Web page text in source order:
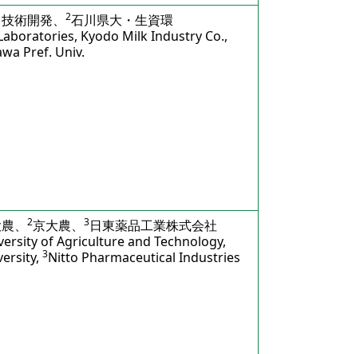
術開発、 2石川県大・生資環
Kyodo Milk Industry Co.,
Pref. Univ.
、 2京大農、 3日東薬品工業株式会社
of Agriculture and Technology,
3Nitto Pharmaceutical Industries